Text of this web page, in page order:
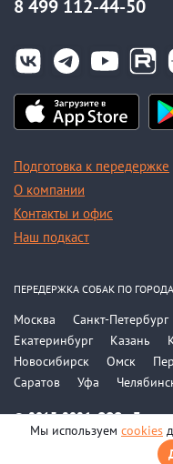
8 499 112-44-50
Подготовка к передержке
О компании
Контакты и офис
Наш подкаст
© 2015-2026, ООО «Догси»
Политика
ПЕРЕДЕРЖКА СОБАК ПО
Москва Санкт-Петербург
Екатеринбург
Казань
Новосибирск
Омск
Саратов
Уфа
Мы используем cookies